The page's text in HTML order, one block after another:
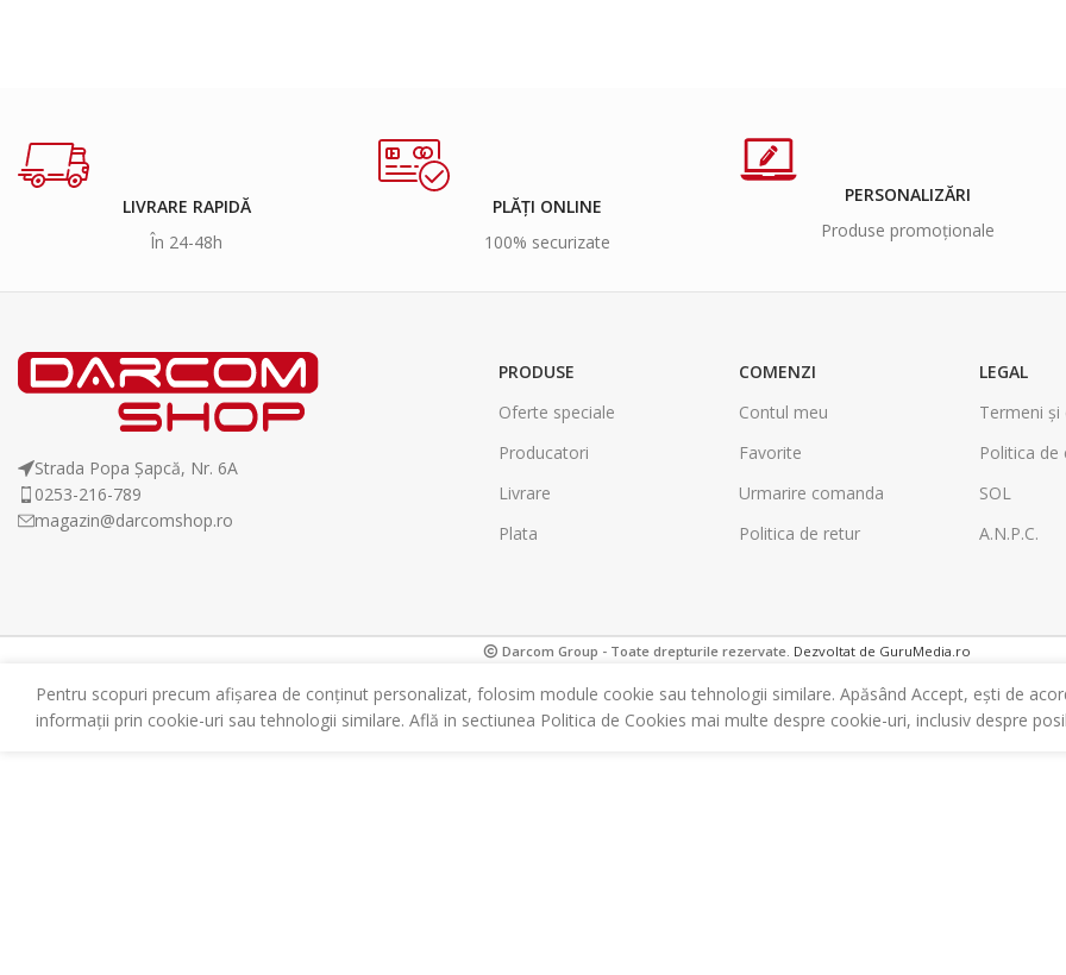
LIVRARE RAPIDĂ
În 24-48h
PLĂȚI ONLINE
100% securizate
PERSONALIZĂRI
Produse promoționale
Strada Popa Șapcă, Nr. 6A
0253-216-789
magazin@darcomshop.ro
PRODUSE
Oferte speciale
Producatori
Livrare
Plata
COMENZI
Contul meu
Favorite
Urmarire comanda
Politica de retur
LEGAL
Termeni și
Politica
SOL
A.N.P.C.
Darcom Group - Toate drepturile rezervate. Dezvoltat de GuruMedia.ro
Pentru scopuri precum afișarea de conținut personalizat, folosim module cookie sau tehnologii similare. Apăsând Accept, ești de
informații prin cookie-uri sau tehnologii similare. Află in sectiunea Politica de Cookies mai multe despre cookie-uri, inclusiv despre